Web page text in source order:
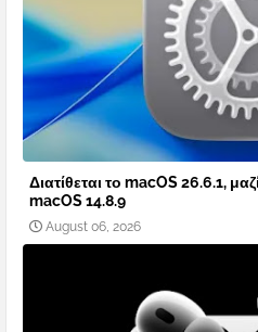
Διατίθεται το macOS 26.6.1,
macOS 14.8.9
August 06, 2026